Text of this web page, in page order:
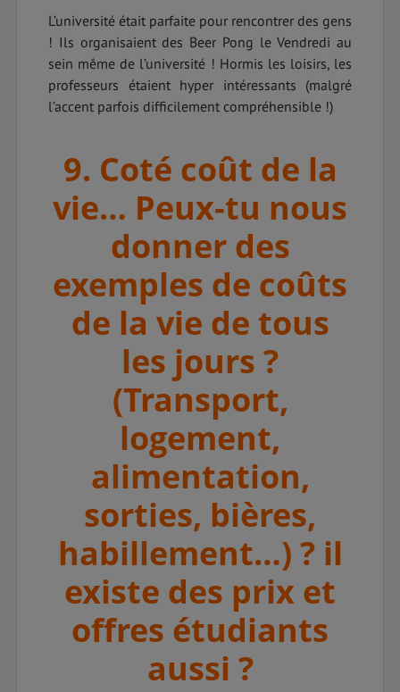
L’université était parfaite pour rencontrer des gens
! Ils organisaient des Beer Pong le Vendredi au
sein même de l’université ! Hormis les loisirs, les
professeurs étaient hyper intéressants (malgré
l’accent parfois difficilement compréhensible !)
9. Coté coût de la
vie… Peux-tu nous
donner des
exemples de coûts
de la vie de tous
les jours ?
(Transport,
logement,
alimentation,
sorties, bières,
habillement…) ? il
existe des prix et
offres étudiants
aussi ?